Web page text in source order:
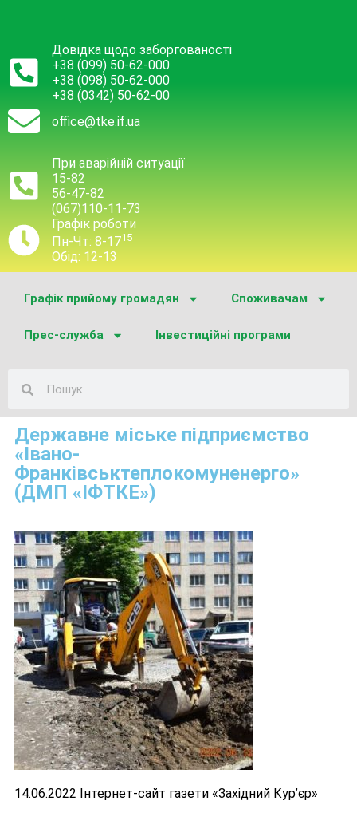
Довідка щодо заборгованості
+38 (099) 50-62-000
+38 (098) 50-62-000
+38 (0342) 50-62-00
office@tke.if.ua
При аварійній ситуації
15-82
56-47-82
(067)110-11-73
Графік роботи
Пн-Чт: 8-1715
Обід: 12-13
Графік прийому громадян Споживачам
Прес-служба Інвестиційні програми
Державне міське підприємство
«Івано-
Франківськтеплокомуненерго»
(ДМП «ІФТКЕ»)
14.06.2022 Інтернет-сайт газети «Західний Кур’єр»